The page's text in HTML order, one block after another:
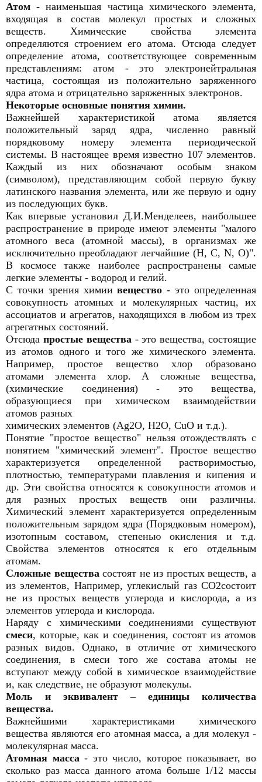
Атом - наименьшая частица химического элемента,
входящая в состав молекул простых и сложных
веществ. Химические свойства элемента
определяются строением его атома. Отсюда следует
определение атома, соответствующее современным
представлениям: атом - это электронейтральная
частица, состоящая из положительно заряженного
ядра атома и отрицательно заряженных электронов.
Некоторые основные понятия химии.
Важнейшей характеристикой атома является
положительный заряд ядра, численно равный
порядковому номеру элемента периодической
системы. В настоящее время известно 107 элементов.
Каждый из них обозначают особым знаком
(символом), представляющим собой первую букву
латинского названия элемента, или же первую и одну
из последующих букв.
Как впервые установил Д.И.Менделеев, наибольшее
распространение в природе имеют элементы "малого
атомного веса (атомной массы), в организмах же
исключительно преобладают легчайшие (Н, С, N, О)".
В космосе также наиболее распространены самые
легкие элементы - водород и гелий.
С точки зрения химиивещество - это определенная
совокупность атомных и молекулярных частиц, их
ассоциатов и агрегатов, находящихся в любом из трех
агрегатных состояний.
Отсюда простые вещества- это вещества, состоящие
из атомов одного и того же химического элемента.
Например, простое вещество хлор образовано
атомами элемента хлор. А сложные вещества,
(химические соединения) - это вещества,
образующиеся при химическом взаимодействии
атомов разных
химических элементов (Ag2O, H2O, CuO и т.д.).
Понятие "простое вещество" нельзя отождествлять с
понятием "химический элемент". Простое вещество
характеризуется определенной растворимостью,
плотностью, температурами плавления и кипения и
др. Эти свойства относятся к совокупности атомов и
для разных простых веществ они различны.
Химический элемент характеризуется определенным
положительным зарядом ядра (Порядковым номером),
изотопным составом, степенью окисления и т.д.
Свойства элементов относятся к его отдельным
атомам.
Сложные веществасостоят не из простых веществ, а
из элементов, Например, углекислый газ СО2состоит
не из простых веществ углерода и кислорода, а из
элементов углерода и кислорода.
Наряду с химическими соединениями существуют
смеси, которые, как и соединения, состоят из атомов
разных видов. Однако, в отличие от химического
соединения, в смеси того же состава атомы не
вступают между собой в химическое взаимодействие
и, как следствие, не образуют молекулы.
Моль и эквивалент – единицы количества
вещества.
Важнейшими характеристиками химического
вещества являются его атомная масса, а для молекул -
молекулярная масса.
Атомная масса- это число, которое показывает, во
сколько раз мacca данного атома больше 1/12 массы